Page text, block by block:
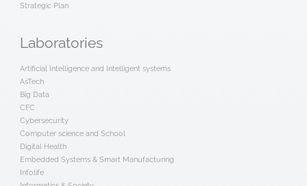
Strategic Plan
Laboratories
Artificial Intelligence and Intelligent systems
AsTech
Big Data
CFC
Cybersecurity
Computer science and School
Digital Health
Embedded Systems & Smart Manufacturing
Infolife